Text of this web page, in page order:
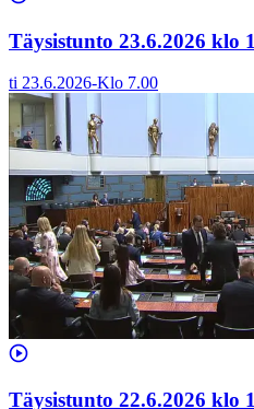
Täysistunto 23.6.2026 klo
ti 23.6.2026-Klo 7.00
Täysistunto 22.6.2026 klo